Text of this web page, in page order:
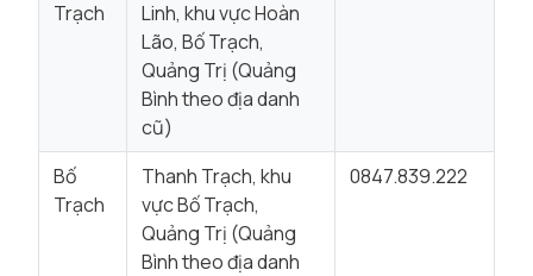
Trạch
Linh, khu vực Hoàn
Lão, Bố Trạch,
Quảng Trị (Quảng
Bình theo địa danh
cũ)
Bố
Trạch
Thanh Trạch, khu
vực Bố Trạch,
Quảng Trị (Quảng
Bình theo địa danh
0847.839.222